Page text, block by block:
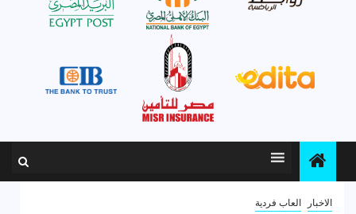
الاخبار العاب فردية